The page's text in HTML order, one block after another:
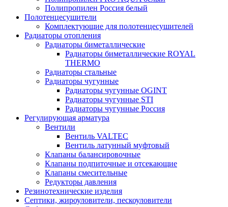
Полипропилен Россия белый
Полотенцесушители
Комплектующие для полотенцесушителей
Радиаторы отопления
Радиаторы биметаллические
Радиаторы биметаллические ROYAL
THERMO
Радиаторы стальные
Радиаторы чугунные
Радиаторы чугунные OGINT
Радиаторы чугунные STI
Радиаторы чугунные Россия
Регулирующая арматура
Вентили
Вентиль VALTEC
Вентиль латунный муфтовый
Клапаны балансировочные
Клапаны подпиточные и отсекающие
Клапаны смесительные
Редукторы давления
Резинотехнические изделия
Септики, жироуловители, пескоуловители